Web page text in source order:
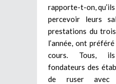
rapporte-t-on,
percevoir leurs
prestations du
l’année, ont
cours. Tous,
fondateurs des
de ruser avec